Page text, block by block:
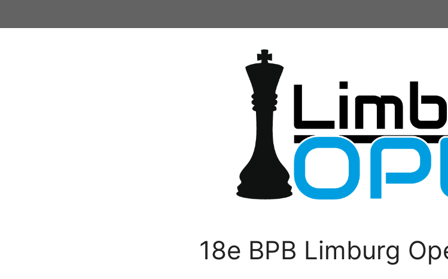
18e BPB Limburg